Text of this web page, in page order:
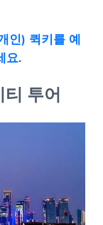
인) 퀵키를 예
요.
투어